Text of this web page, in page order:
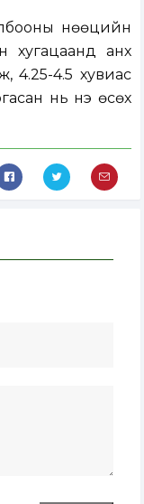
нөөцийн
хугацаанд анх
4.25-4.5 хувиас
нь үнэ өсөх